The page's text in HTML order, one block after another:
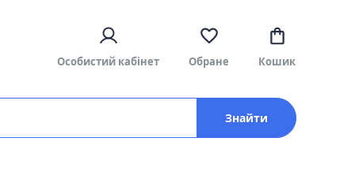
Особистий кабінет Обране Кошик
Знайти